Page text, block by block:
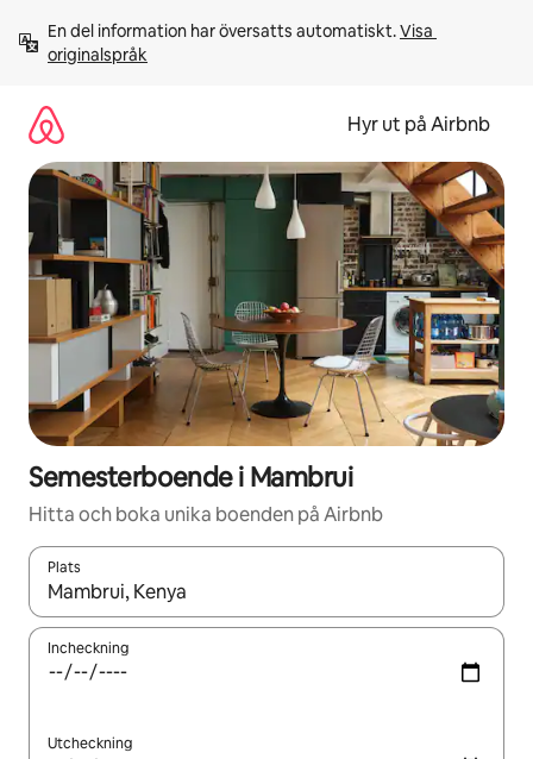
innehåll
En del information har översatts automatiskt. Visa
originalspråk
Hyr ut på Airbnb
Semesterboende i Mambrui
Hitta och boka unika boenden på Airbnb
Plats
När resultaten är tillgängliga kan du navigera med upp- och
Incheckning
Utcheckning